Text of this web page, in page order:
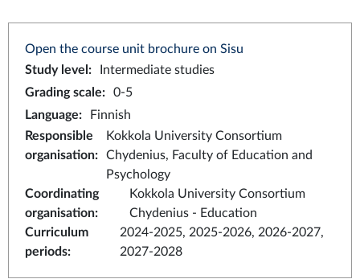
Open the course unit brochure on Sisu
Study level :
Intermediate studies
Grading scale:
0-5
Language:
Finnish
Responsible
organisation:
Kokkola University Consortium
Chydenius, Faculty of Education and
Psychology
Coordinating
organisation:
Kokkola University Consortium
Chydenius - Education
Curriculum
periods:
2024-2025, 2025-2026, 2026-2027,
2027-2028